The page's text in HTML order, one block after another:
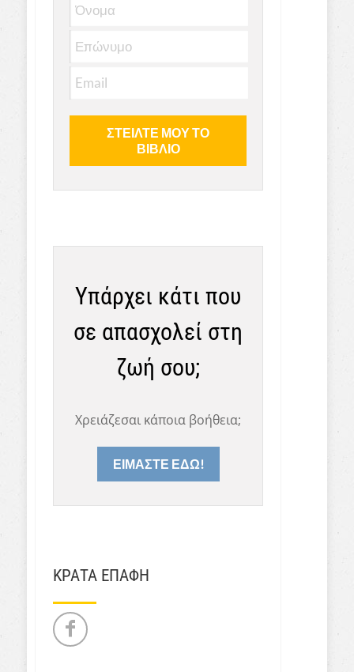
Υπάρχει κάτι που
σε απασχολεί στη
ζωή σου;
Χρειάζεσαι κάποια βοήθεια;
ΕΙΜΑΣΤΕ ΕΔΩ!
ΚΡΑΤΑ ΕΠΑΦΗ